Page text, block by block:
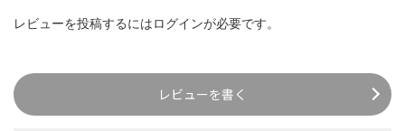
レビューを投稿するにはログインが必要です。
レビューを書く